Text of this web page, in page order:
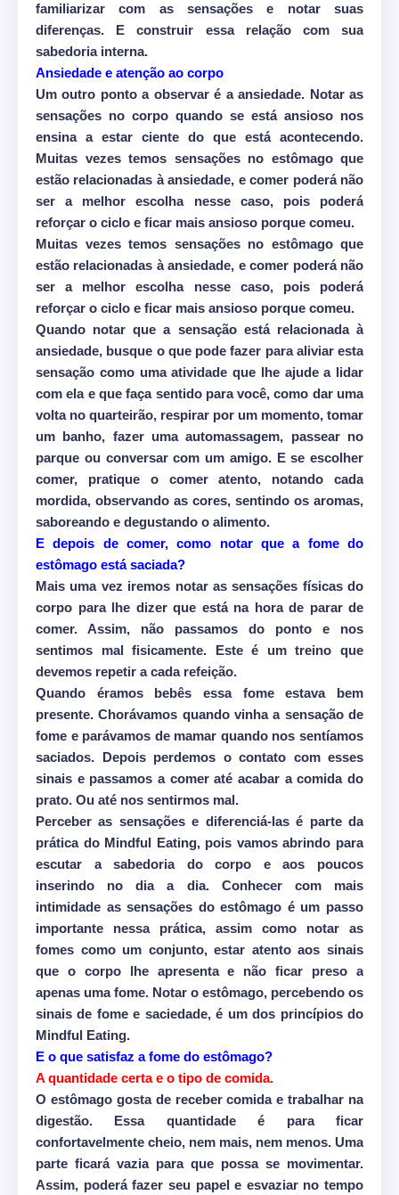
familiarizar com as sensações e notar suas
diferenças. E construir essa relação com sua
sabedoria interna.
Ansiedade e atenção ao corpo
Um outro ponto a observar é a ansiedade. Notar as
sensações no corpo quando se está ansioso nos
ensina a estar ciente do que está acontecendo.
Muitas vezes temos sensações no estômago que
estão relacionadas à ansiedade, e comer poderá não
ser a melhor escolha nesse caso, pois poderá
reforçar o ciclo e ficar mais ansioso porque comeu.
Muitas vezes temos sensações no estômago que
estão relacionadas à ansiedade, e comer poderá não
ser a melhor escolha nesse caso, pois poderá
reforçar o ciclo e ficar mais ansioso porque comeu.
Quando notar que a sensação está relacionada à
ansiedade, busque o que pode fazer para aliviar esta
sensação como uma atividade que lhe ajude a lidar
com ela e que faça sentido para você, como dar uma
volta no quarteirão, respirar por um momento, tomar
um banho, fazer uma automassagem, passear no
parque ou conversar com um amigo. E se escolher
comer, pratique o comer atento, notando cada
mordida, observando as cores, sentindo os aromas,
saboreando e degustando o alimento.
E depois de comer, como notar que a fome do
estômago está saciada?
Mais uma vez iremos notar as sensações físicas do
corpo para lhe dizer que está na hora de parar de
comer. Assim, não passamos do ponto e nos
sentimos mal fisicamente. Este é um treino que
devemos repetir a cada refeição.
Quando éramos bebês essa fome estava bem
presente. Chorávamos quando vinha a sensação de
fome e parávamos de mamar quando nos sentíamos
saciados. Depois perdemos o contato com esses
sinais e passamos a comer até acabar a comida do
prato. Ou até nos sentirmos mal.
Perceber as sensações e diferenciá-las é parte da
prática do Mindful Eating, pois vamos abrindo para
escutar a sabedoria do corpo e aos poucos
inserindo no dia a dia. Conhecer com mais
intimidade as sensações do estômago é um passo
importante nessa prática, assim como notar as
fomes como um conjunto, estar atento aos sinais
que o corpo lhe apresenta e não ficar preso a
apenas uma fome. Notar o estômago, percebendo os
sinais de fome e saciedade, é um dos princípios do
Mindful Eating.
E o que satisfaz a fome do estômago?
A quantidade certa e o tipo de comida.
O estômago gosta de receber comida e trabalhar na
digestão. Essa quantidade é para ficar
confortavelmente cheio, nem mais, nem menos. Uma
parte ficará vazia para que possa se movimentar.
Assim, poderá fazer seu papel e esvaziar no tempo